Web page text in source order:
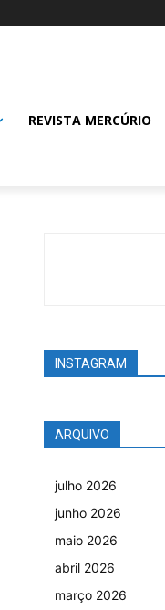
REVISTA MERCÚRIO
INSTAGRAM
ARQUIVO
julho 2026
junho 2026
maio 2026
abril 2026
março 2026